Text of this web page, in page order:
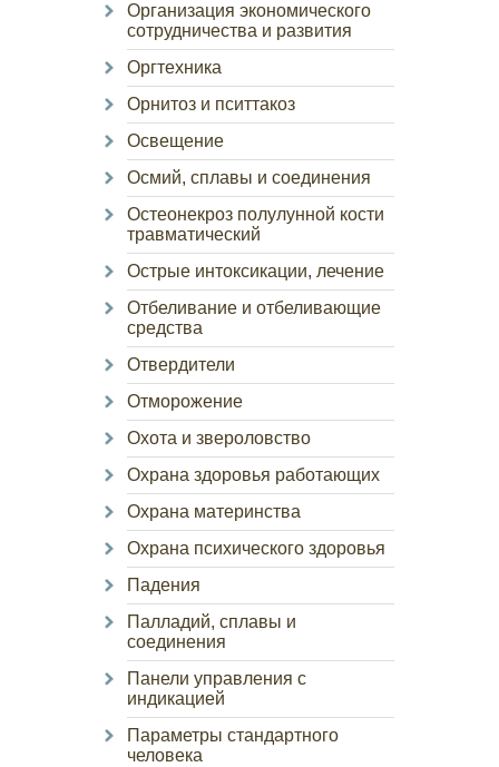
Организация экономического
сотрудничества и развития
Оргтехника
Орнитоз и пситтакоз
Освещение
Осмий, сплавы и соединения
Остеонекроз полулунной кости
травматический
Острые интоксикации, лечение
Отбеливание и отбеливающие
средства
Отвердители
Отморожение
Охота и звероловство
Охрана здоровья работающих
Охрана материнства
Охрана психического здоровья
Падения
Палладий, сплавы и
соединения
Панели управления с
индикацией
Параметры стандартного
человека